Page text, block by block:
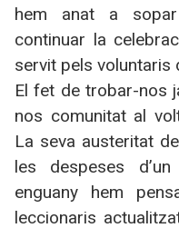
hem anat a
continuar la
servit pels voluntaris
El fet de trobar-nos
nos comunitat al
La seva austeritat
les despeses
enguany hem
leccionaris